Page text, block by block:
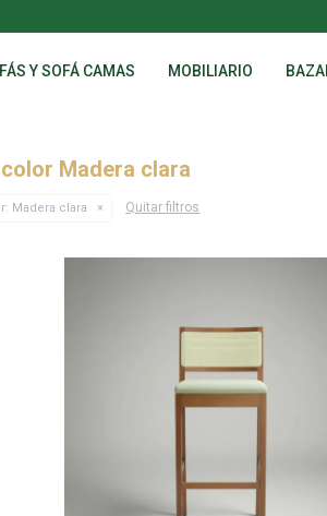
Y SOFÁ CAMAS MOBILIARIO
Madera clara
Madera clara Quitar filtros